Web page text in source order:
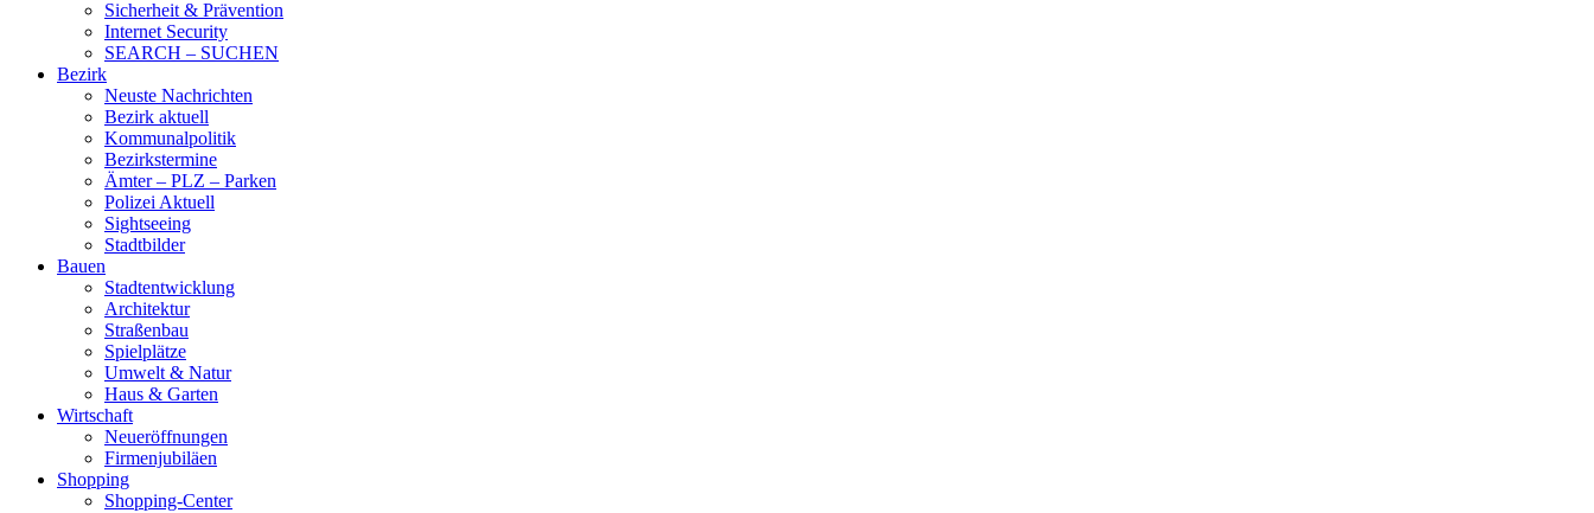
Sicherheit & Prävention
Internet Security
SEARCH – SUCHEN
Bezirk
Neuste Nachrichten
Bezirk aktuell
Kommunalpolitik
Bezirkstermine
Ämter – PLZ – Parken
Polizei Aktuell
Sightseeing
Stadtbilder
Bauen
Stadtentwicklung
Architektur
Straßenbau
Spielplätze
Umwelt & Natur
Haus & Garten
Wirtschaft
Neueröffnungen
Firmenjubiläen
Shopping
Shopping-Center